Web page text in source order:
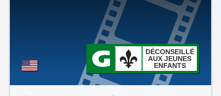
DÉCONSEILLÉ
AUX JEUNES
ENFANTS